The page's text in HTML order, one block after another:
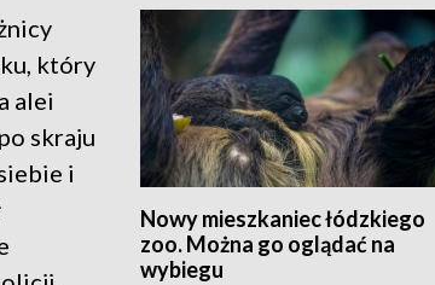
Nowy mieszkaniec łódzkiego
zoo. Można go oglądać na
wybiegu
który
alei
skraju
i